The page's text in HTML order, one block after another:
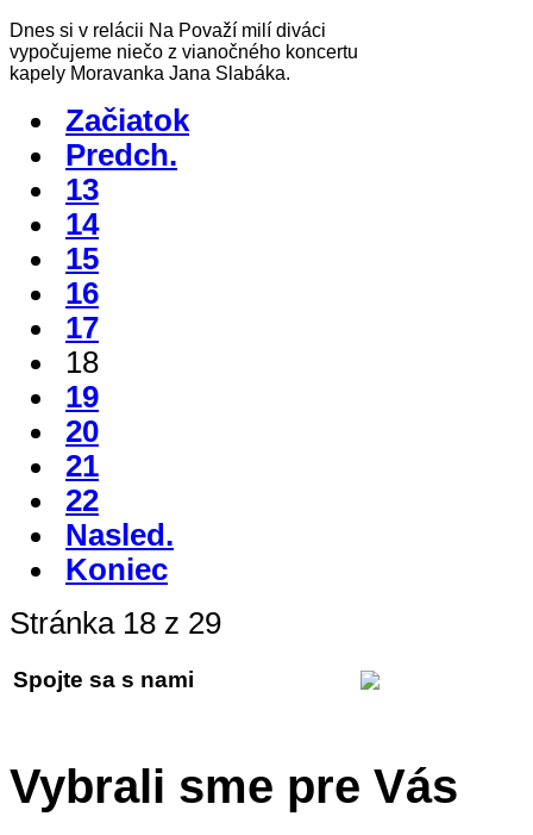
Dnes si v relácii Na Považí milí diváci
vypočujeme niečo z vianočného koncertu
kapely Moravanka Jana Slabáka.
Začiatok
Predch.
13
14
15
16
17
18
19
20
21
22
Nasled.
Koniec
Stránka 18 z 29
Spojte sa s nami
Vybrali sme pre Vás